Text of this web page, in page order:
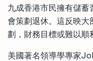
九成香港市民擁有儲
會策劃退休。這反映大
劃，財務目標或難以順
美國著名領導學專家